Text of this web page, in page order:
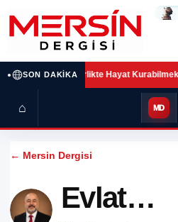
SON DAKIKA
Değil, Birlikte Hayat Kurabilmektir
⌂ MD
← Mersin Dergisi
Evlat…